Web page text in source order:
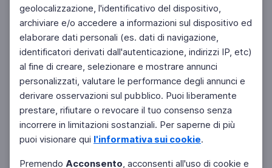
geolocalizzazione, l'identificativo del dispositivo,
archiviare e/o accedere a informazioni sul dispositivo ed
elaborare dati personali (es. dati di navigazione,
identificatori derivati dall'autenticazione, indirizzi IP, etc)
al fine di creare, selezionare e mostrare annunci
personalizzati, valutare le performance degli annunci e
derivare osservazioni sul pubblico. Puoi liberamente
prestare, rifiutare o revocare il tuo consenso senza
incorrere in limitazioni sostanziali. Per saperne di più
puoi visionare qui l'informativa sui cookie.
Premendo Acconsento, acconsenti all'uso di cookie e